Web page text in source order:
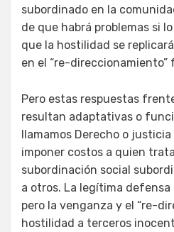
subordinado en la
de que habrá problemas si
que la hostilidad se
en el “re-
Pero estas respuestas
resultan adaptativas o
llamamos Derecho o
imponer costos a quien
subordinación social
a otros. La legítima
pero la venganza y el “re-
hostilidad a terceros